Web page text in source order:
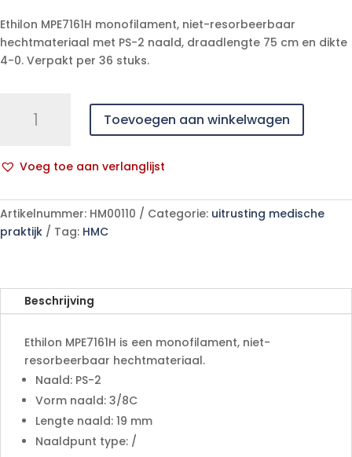
Ethilon MPE7161H monofilament, niet-resorbeerbaar
hechtmateriaal met PS-2 naald, draadlengte 75 cm en dikte
4-0. Verpakt per 36 stuks.
PS-
MPE7161H
36
Toevoegen aan winkelwagen
Voeg toe aan verlanglijst
l
t
e
a
t
Artikelnummer: HM00110 Categorie: uitrusting medische
praktijk
Tag: HMC
Beschrijving
Ethilon MPE7161H is een monofilament, niet-
resorbeerbaar hechtmateriaal.
Naald: PS-2
Vorm naald: 3/8C
Lengte naald: 19 mm
Naaldpunt type: /